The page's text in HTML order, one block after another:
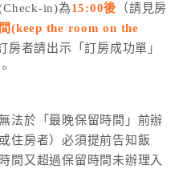
上6:00
in)為15:00後 （請見房
(keep the room on the
房者請出示「訂房成功單」
法於「最晚保留時間」前辦
住房者）必須提前告知飯
間又超過保留時間未辦理入